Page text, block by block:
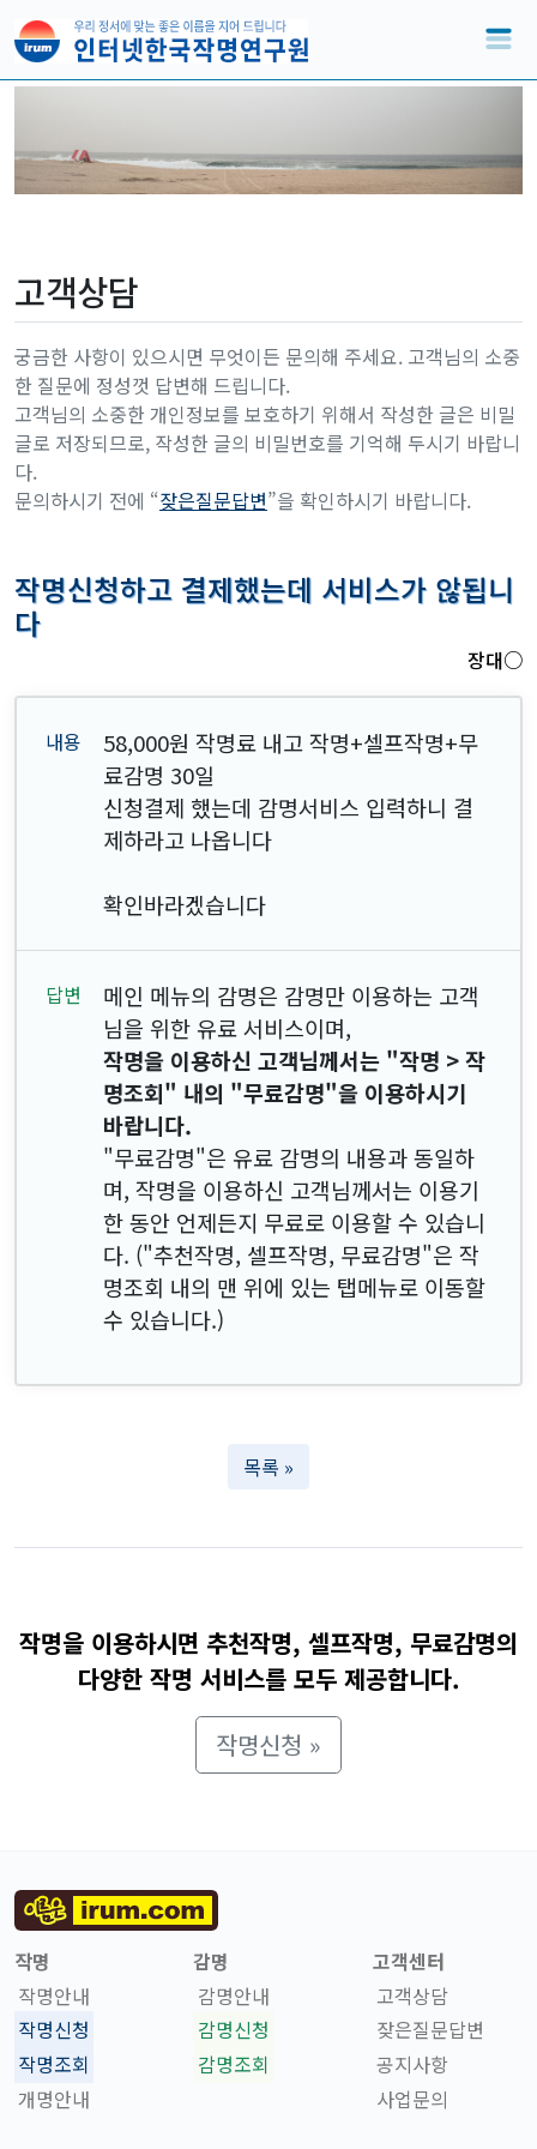
고객상담
궁금한 사항이 있으시면 무엇이든 문의해 주세요. 고객님의 소중
한 질문에 정성껏 답변해 드립니다.
고객님의 소중한 개인정보를 보호하기 위해서 작성한 글은 비밀
글로 저장되므로, 작성한 글의 비밀번호를 기억해 두시기 바랍니
다.
문의하시기 전에 “잦은질문답변”을 확인하시기 바랍니다.
작명신청하고 결제했는데 서비스가 않됩니
다
장대○
58,000원 작명료 내고 작명+셀프작명+무
료감명 30일
신청결제 했는데 감명서비스 입력하니 결
제하라고 나옵니다
확인바라겠습니다
메인 메뉴의 감명은 감명만 이용하는 고객
님을 위한 유료 서비스이며,
작명을 이용하신 고객님께서는 "작명 > 작
명조회" 내의 "무료감명"을 이용하시기
바랍니다.
"무료감명"은 유료 감명의 내용과 동일하
며, 작명을 이용하신 고객님께서는 이용기
한 동안 언제든지 무료로 이용할 수 있습니
다. ("추천작명, 셀프작명, 무료감명"은 작
명조회 내의 맨 위에 있는 탭메뉴로 이동할
수 있습니다.)
목록 »
작명을 이용하시면 추천작명, 셀프작명, 무료감명의
다양한 작명 서비스를 모두 제공합니다.
작명신청 »
작명
작명안내
작명신청
작명조회
개명안내
감명
감명안내
감명신청
감명조회
고객센터
고객상담
잦은질문답변
공지사항
사업문의